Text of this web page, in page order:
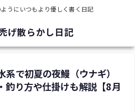
うにいつもより優しく書く日記
系で初夏の夜鰻（ウナギ）
釣り方や仕掛けも解説【8月